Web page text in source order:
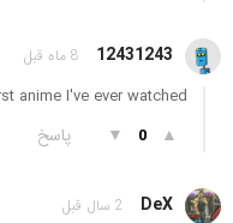
12431243 8 ماه قبل
I've ever watched ...
▲
0
▼ پاسخ
DeX 2 سال قبل